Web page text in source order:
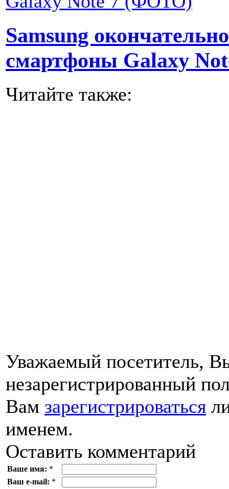
Samsung
смартфоны Galaxy
Читайте также:
Уважаемый посетитель,
незарегистрированный
Вам зарегистрироваться
именем.
Оставить комментарий
Ваше имя: *
Ваш e-mail: *